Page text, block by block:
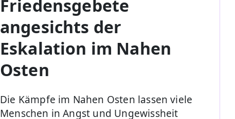
Friedensgebete
angesichts der
Eskalation im Nahen
Osten
Die Kämpfe im Nahen Osten lassen viele
Menschen in Angst und Ungewissheit